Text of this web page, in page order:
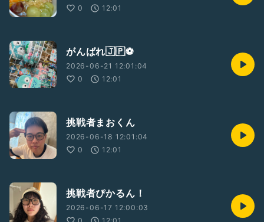
0
12:01
がんばれ🇯🇵⚽️
2026-06-21 12:01:04
0
12:01
挑戦者まおくん
2026-06-18 12:01:04
0
12:01
挑戦者ぴかるん！
2026-06-17 12:00:03